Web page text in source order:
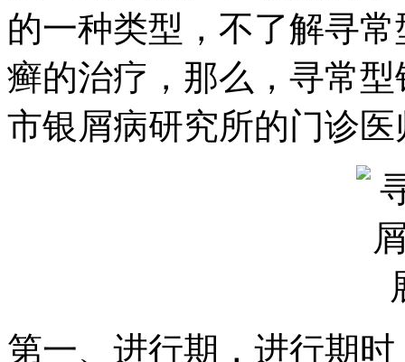
的一种类型，不了解寻
癣的治疗，那么，寻常
市银屑病研究所的门诊
第一、进行期，进行期